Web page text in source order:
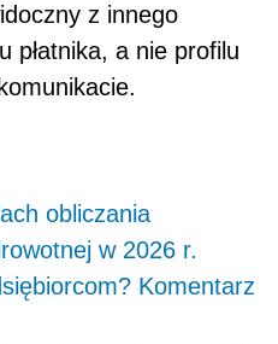
z innego
płatnika, a nie profilu
obliczania
w 2026 r.
Komentarz